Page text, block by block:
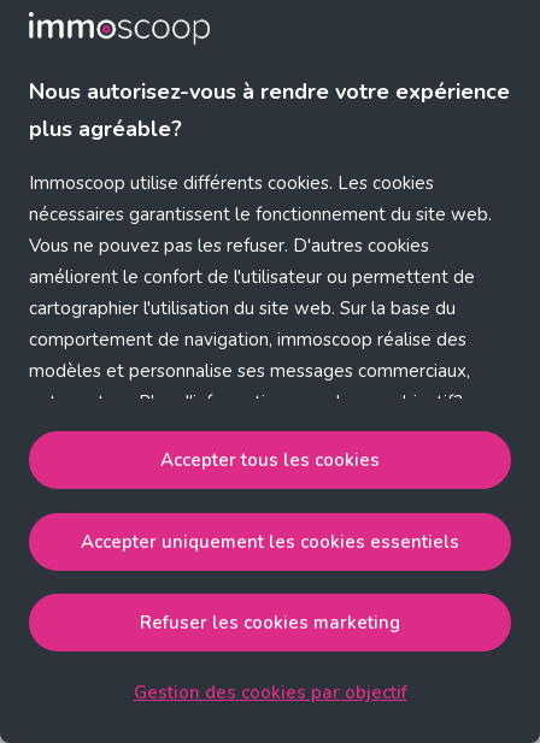
Nous autorisez-vous à rendre votre expérience
plus agréable?
Immoscoop utilise différents cookies. Les cookies
nécessaires garantissent le fonctionnement du site web.
Vous ne pouvez pas les refuser. D'autres cookies
améliorent le confort de l'utilisateur ou permettent de
cartographier l'utilisation du site web. Sur la base du
comportement de navigation, immoscoop réalise des
modèles et personnalise ses messages commerciaux,
entre autres. Plus d'informations sur chaque objectif?
Cliquez sur 'Gestion des cookies par objectif'.
Notre politique de cookies
Accepter tous les cookies
strictement nécessaires, performance, fonctionnalité et
publicité ciblée.
Accepter uniquement les cookies essentielsaccepte
les cookies strictement nécessaires.
Accepter tous les cookies
Accepter uniquement les cookies essentiels
Refuser les cookies marketing
Gestion des cookies par objectif
Application error: a client-side exception has occurred (see the
browser console for more information)